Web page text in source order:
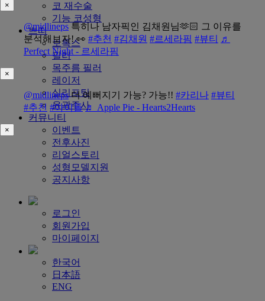
코 재수술
기능 코성형
쁘띠
보톡스
필러
목주름 필러
레이저
실리프팅
윤곽주사
커뮤니티
이벤트
전후사진
리얼스토리
성형모델지원
공지사항
로그인
회원가입
마이페이지
한국어
日本語
ENG
×
@midlineps 특히나 남자픽인 김채원님🫶🏻 그 이유를
분석해보자! 👀 #추천 #김채원 #르세라핌 #뷰티
♬
Perfect Night - 르세라핌
×
@midlineps더 예뻐지기 가능? 가능!! #카리나 #뷰티
#추천 #아이돌 ♬ Apple Pie - Hearts2Hearts
×